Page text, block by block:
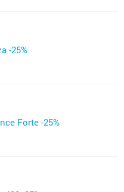
-25%
Forte -25%